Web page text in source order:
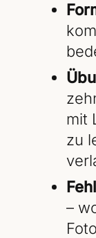
mit
zu
–